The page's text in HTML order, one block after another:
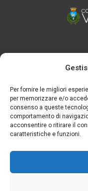
Per fornire le migliori
per memorizzare e/o
consenso a queste
comportamento di
acconsentire o ritirare il
caratteristiche e funzioni.